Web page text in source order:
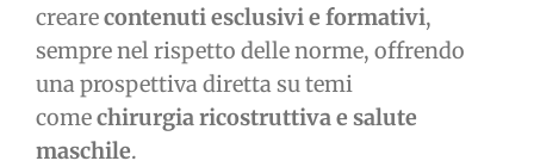
crearecontenuti esclusivi e formativi,
sempre nel rispetto delle norme, offrendo
una prospettiva diretta su temi
comechirurgia ricostruttiva e salute
maschile.